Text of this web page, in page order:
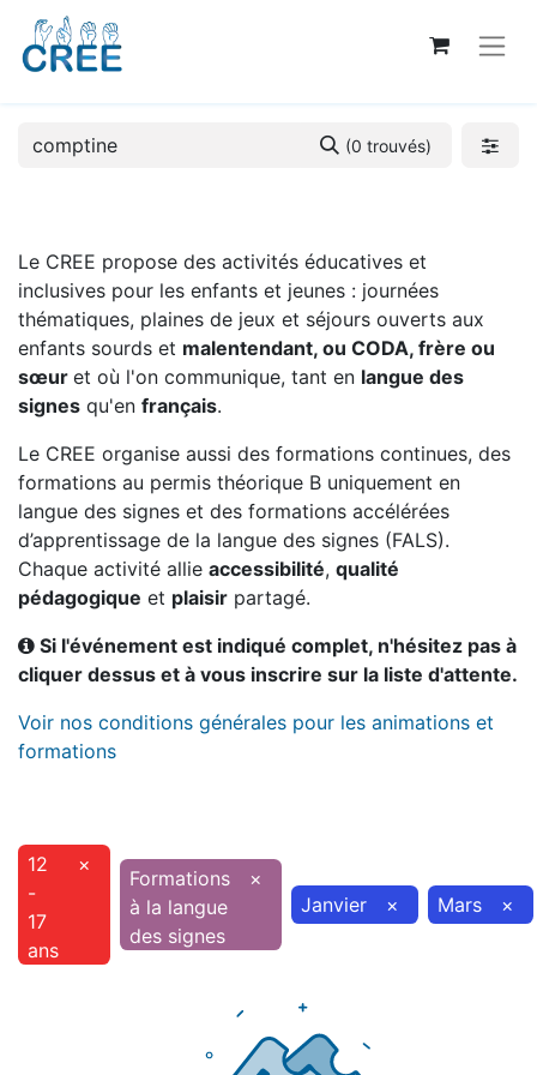
(0 trouvés)
Le CREE propose des activités éducatives et
inclusives pour les enfants et jeunes : journées
thématiques, plaines de jeux et séjours ouverts aux
enfants sourds et malentendant, ou CODA, frère ou
sœur et où l'on communique, tant en langue des
signes qu'en français.
Le CREE organise aussi des formations continues, des
formations au permis théorique B uniquement en
langue des signes et des formations accélérées
d’apprentissage de la langue des signes (FALS).
Chaque activité allie accessibilité, qualité
pédagogique et plaisir partagé.
Si l'événement est indiqué complet, n'hésitez pas à
cliquer dessus et à vous inscrire sur la liste d'attente.
Voir nos conditions générales pour les animations et
formations
12
-
17
ans
×
Formations
à la langue
des signes
×
Janvier
× Mars ×